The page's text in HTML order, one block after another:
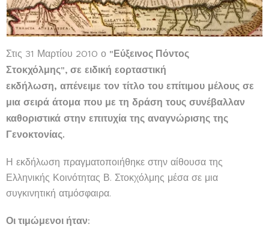
Στις 31 Μαρτίου 2010 ο "Εύξεινος Πόντος
Στοκχόλμης", σε ειδική εορταστική
εκδήλωση, απένειμε τον τίτλο του επίτιμου μέλους σε
μια σειρά άτομα που με τη δράση τους συνέβαλλαν
καθοριστικά στην επιτυχία της αναγνώρισης της
Γενοκτονίας.
Η εκδήλωση πραγματοποιήθηκε στην αίθουσα της
Ελληνικής Κοινότητας Β. Στοκχόλμης μέσα σε μια
συγκινητική ατμόσφαιρα.
Οι τιμώμενοι ήταν: